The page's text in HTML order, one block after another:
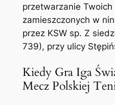
przetwarzanie
zamieszczonych w
przez KSW sp. Z
739), przy ulicy
Kiedy Gra Iga
Mecz Polskiej